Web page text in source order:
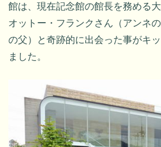
館は、現在記念館の館長を務める
オットー・フランクさん（アンネ
の父）と奇跡的に出会った事がキ
ました。